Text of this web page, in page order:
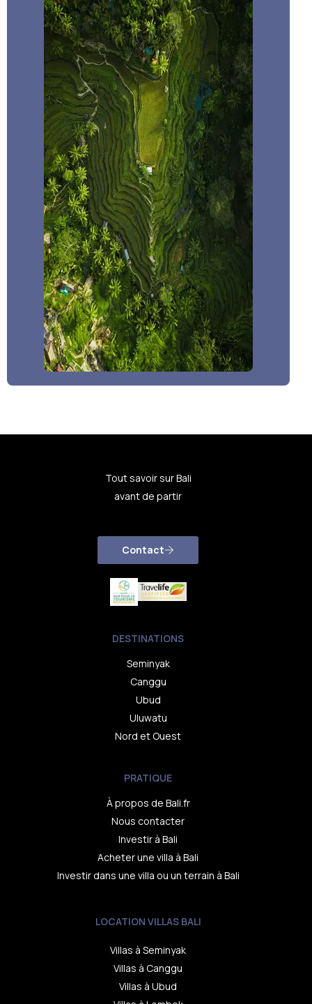
Tout savoir sur Bali
avant de partir
Contact
DESTINATIONS
Seminyak
Canggu
Ubud
Uluwatu
Nord et Ouest
PRATIQUE
À propos de Bali.fr
Nous contacter
Investir à Bali
Acheter une villa à Bali
Investir dans une villa ou un terrain à Bali
LOCATION VILLAS BALI
Villas à Seminyak
Villas à Canggu
Villas à Ubud